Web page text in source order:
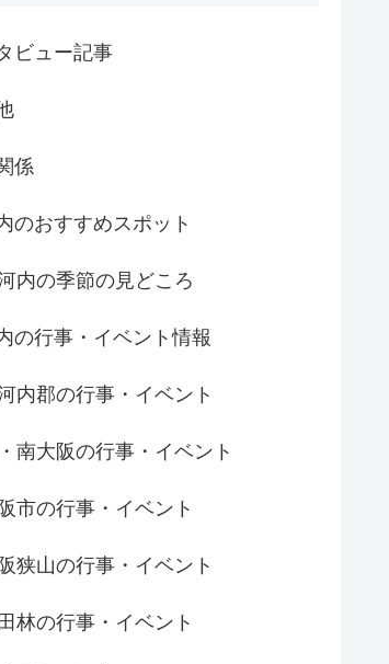
ビュー記事
係
のおすすめスポット
内の季節の見どころ
の行事・イベント情報
内郡の行事・イベント
南大阪の行事・イベント
市の行事・イベント
狭山の行事・イベント
林の行事・イベント